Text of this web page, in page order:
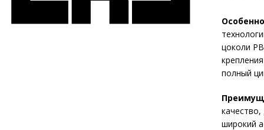
цоколи
полный
широкий